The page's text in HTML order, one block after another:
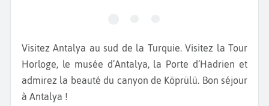
Visitez Antalya au sud de la Turquie. Visitez la Tour
Horloge, le musée d’Antalya, la Porte d’Hadrien et
admirez la beauté du canyon de Köprülü. Bon séjour
à Antalya !